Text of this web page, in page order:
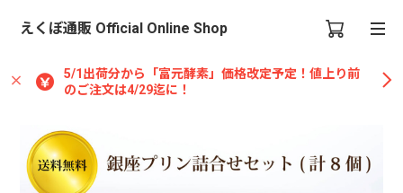
えくぼ通販 Official Online Shop
5/1出荷分から「富元酵素」価格改定予定！値上り前
のご注文は4/29迄に！